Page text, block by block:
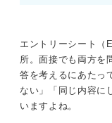
長所の違
アピール
はセット
自己PR
エントリーシート（
所。面接でも両方を
答を考えるにあたっ
ない」「同じ内容に
いますよね。